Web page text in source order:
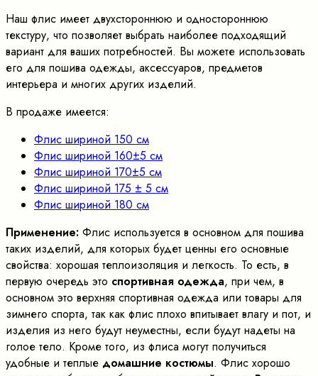
Наш флис имеет двухстороннюю и одностороннюю
текстуру, что позволяет выбрать наиболее подходящий
вариант для ваших потребностей. Вы можете использовать
его для пошива одежды, аксессуаров, предметов
интерьера и многих других изделий.
В продаже имеется:
Флис шириной 150 см
Флис шириной 160±5 см
Флис шириной 170±5 см
Флис шириной 175 ± 5 см
Флис шириной 180 см
Применение: Флис используется в основном для пошива
таких изделий, для которых будет ценны его основные
свойства: хорошая теплоизоляция и легкость. То есть, в
первую очередь это спортивная одежда, при чем, в
основном это верхняя спортивная одежда или товары для
зимнего спорта, так как флис плохо впитывает влагу и пот, и
изделия из него будут неуместны, если будут надеты на
голое тело. Кроме того, из флиса могут получиться
удобные и теплые домашние костюмы. Флис хорошо